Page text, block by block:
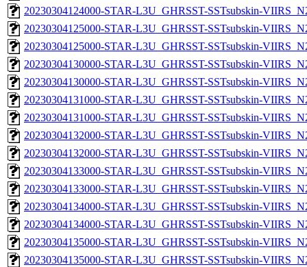
20230304124000-STAR-L3U_GHRSST-SSTsubskin-
20230304125000-STAR-L3U_GHRSST-SSTsubskin-
20230304125000-STAR-L3U_GHRSST-SSTsubskin-
20230304130000-STAR-L3U_GHRSST-SSTsubskin-
20230304130000-STAR-L3U_GHRSST-SSTsubskin-
20230304131000-STAR-L3U_GHRSST-SSTsubskin-
20230304131000-STAR-L3U_GHRSST-SSTsubskin-
20230304132000-STAR-L3U_GHRSST-SSTsubskin-
20230304132000-STAR-L3U_GHRSST-SSTsubskin-
20230304133000-STAR-L3U_GHRSST-SSTsubskin-
20230304133000-STAR-L3U_GHRSST-SSTsubskin-
20230304134000-STAR-L3U_GHRSST-SSTsubskin-
20230304134000-STAR-L3U_GHRSST-SSTsubskin-
20230304135000-STAR-L3U_GHRSST-SSTsubskin-
20230304135000-STAR-L3U_GHRSST-SSTsubskin-